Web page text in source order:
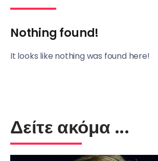
Nothing found!
It looks like nothing was found here!
Δείτε ακόμα ...